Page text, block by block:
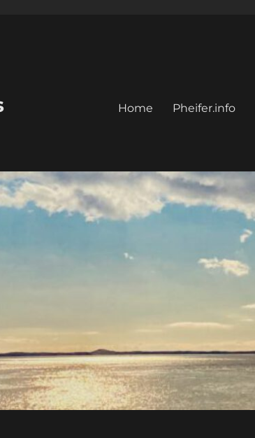
Home Pheifer.info